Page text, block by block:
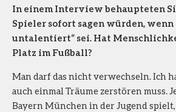
In einem Interview behaupteten
Spieler sofort sagen würden, wenn
untalentiert“ sei. Hat
Platz im Fußball?
Man darf das nicht verwechseln. Ich
auch einmal Träume zerstören muss.
Bayern München in der Jugend